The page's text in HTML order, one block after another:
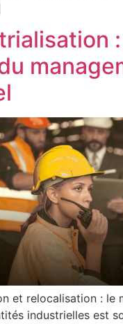
et relocalisation : le
industrielles est